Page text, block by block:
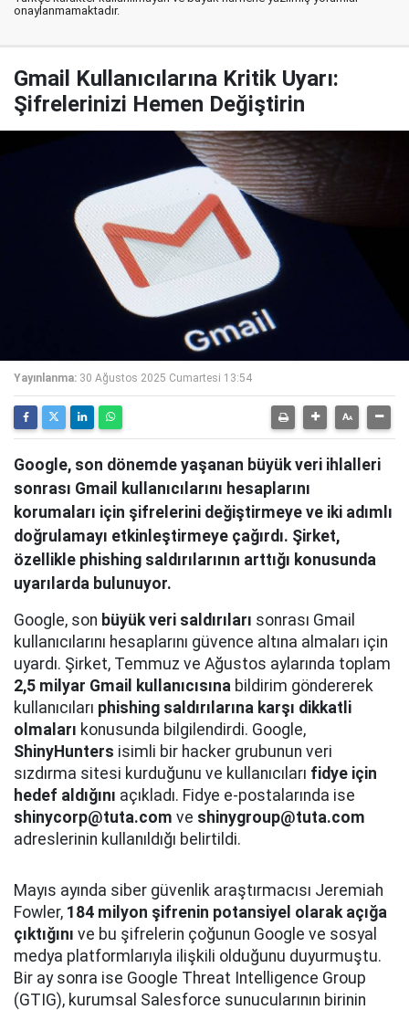
onaylanmamaktadır.
Gmail Kullanıcılarına Kritik Uyarı:
Şifrelerinizi Hemen Değiştirin
Yayınlanma: 30 Ağustos 2025 Cumartesi 13:54
Google, son dönemde yaşanan büyük veri ihlalleri
sonrası Gmail kullanıcılarını hesaplarını
korumaları için şifrelerini değiştirmeye ve iki adımlı
doğrulamayı etkinleştirmeye çağırdı. Şirket,
özellikle phishing saldırılarının arttığı konusunda
uyarılarda bulunuyor.
Google, son büyük veri saldırıları sonrası Gmail
kullanıcılarını hesaplarını güvence altına almaları için
uyardı. Şirket, Temmuz ve Ağustos aylarında toplam
2,5 milyar Gmail kullanıcısına bildirim göndererek
kullanıcıları phishing saldırılarına karşı dikkatli
olmaları konusunda bilgilendirdi. Google,
ShinyHunters isimli bir hacker grubunun veri
sızdırma sitesi kurduğunu ve kullanıcıları fidye için
hedef aldığını açıkladı. Fidye e-postalarında ise
shinycorp@tuta.com ve shinygroup@tuta.com
adreslerinin kullanıldığı belirtildi.
Mayıs ayında siber güvenlik araştırmacısı Jeremiah
Fowler, 184 milyon şifrenin potansiyel olarak açığa
çıktığını ve bu şifrelerin çoğunun Google ve sosyal
medya platformlarıyla ilişkili olduğunu duyurmuştu.
Bir ay sonra ise Google Threat Intelligence Group
(GTIG), kurumsal Salesforce sunucularının birinin